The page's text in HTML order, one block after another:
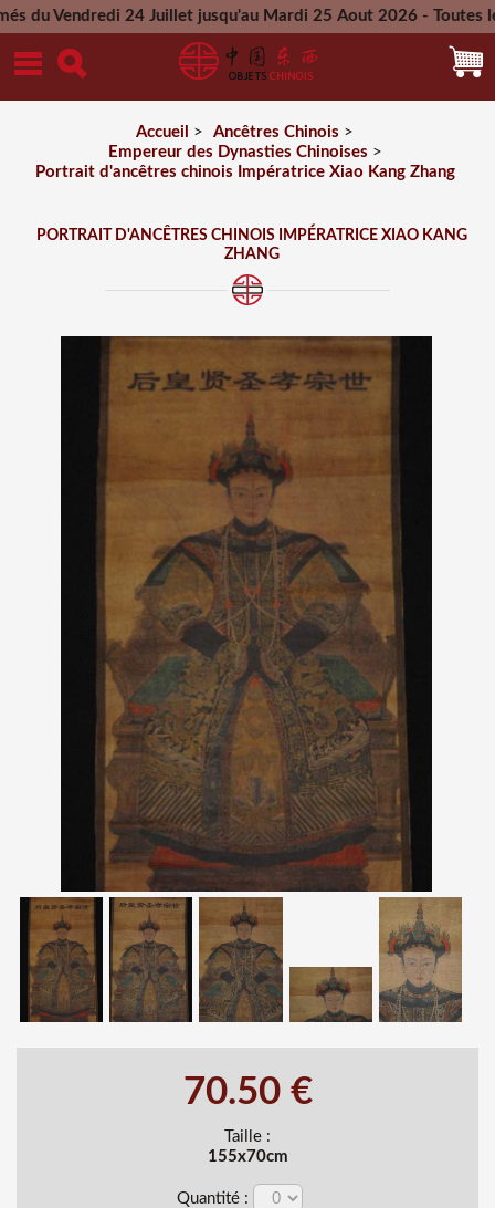
24 Juillet jusqu'au Mardi 25 Aout 2026 - Toutes les
Mercredi 26 Aout 2026
Accueil > Ancêtres Chinois >
Empereur des Dynasties Chinoises >
Portrait d'ancêtres chinois Impératrice Xiao Kang Zhang
PORTRAIT D'ANCÊTRES CHINOIS IMPÉRATRICE XIAO KANG
ZHANG
70.50 €
Taille :
155x70cm
Quantité :